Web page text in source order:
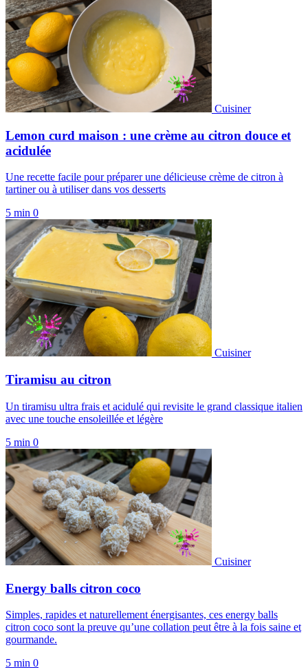
Cuisiner
Lemon curd maison : une crème au citron douce et
acidulée
Une recette facile pour préparer une délicieuse crème de citron à
tartiner ou à utiliser dans vos desserts
5 min 0
Cuisiner
Tiramisu au citron
Un tiramisu ultra frais et acidulé qui revisite le grand classique italien
avec une touche ensoleillée et légère
5 min 0
Cuisiner
Energy balls citron coco
Simples, rapides et naturellement énergisantes, ces energy balls
citron coco sont la preuve qu’une collation peut être à la fois saine et
gourmande.
5 min 0